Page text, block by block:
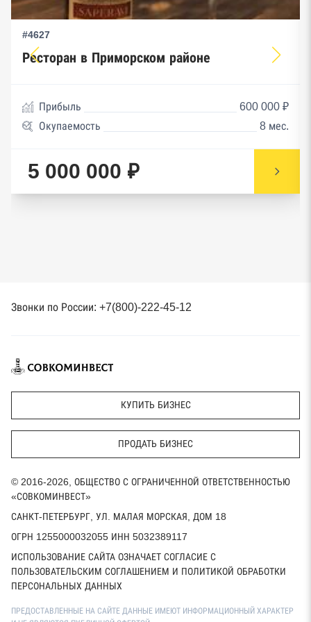
#4627
Ресторан в Приморском районе
Прибыль
600 000 ₽
Окупаемость
8 мес.
5 000 000 ₽
Звонки по России: +7(800)-222-45-12
КУПИТЬ БИЗНЕС
ПРОДАТЬ БИЗНЕС
© 2016-2026, ОБЩЕСТВО С ОГРАНИЧЕННОЙ ОТВЕТСТВЕННОСТЬЮ
«СОВКОМИНВЕСТ»
САНКТ-ПЕТЕРБУРГ, УЛ. МАЛАЯ МОРСКАЯ, ДОМ 18
ОГРН 1255000032055 ИНН 5032389117
ИСПОЛЬЗОВАНИЕ САЙТА ОЗНАЧАЕТ СОГЛАСИЕ С
ПОЛЬЗОВАТЕЛЬСКИМ СОГЛАШЕНИЕМ И ПОЛИТИКОЙ ОБРАБОТКИ
ПЕРСОНАЛЬНЫХ ДАННЫХ
ПРЕДОСТАВЛЕННЫЕ НА САЙТЕ ДАННЫЕ ИМЕЮТ ИНФОРМАЦИОННЫЙ ХАРАКТЕР